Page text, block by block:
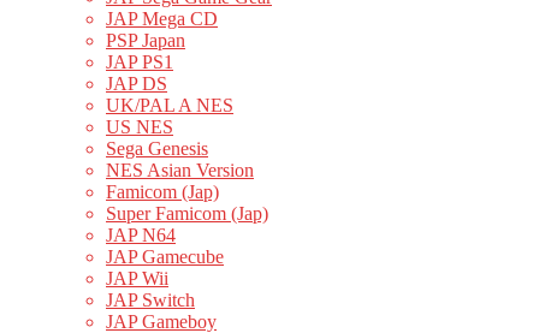
JAP Mega CD
PSP Japan
JAP PS1
JAP DS
UK/PAL A NES
US NES
Sega Genesis
NES Asian Version
Famicom (Jap)
Super Famicom (Jap)
JAP N64
JAP Gamecube
JAP Wii
JAP Switch
JAP Gameboy